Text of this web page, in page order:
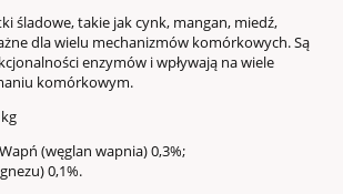
śladowe, takie jak cynk, mangan, miedź,
dla wielu mechanizmów komórkowych. Są
enzymów i wpływają na wiele
komórkowym.
(węglan wapnia) 0,3%;
0,1%.